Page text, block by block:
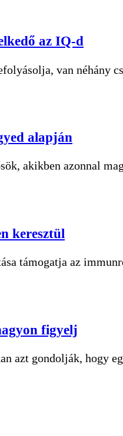
az IQ-d
van néhány
alapján
akikben azonnal
keresztül
támogatja az
figyelj
azt gondolják, hogy